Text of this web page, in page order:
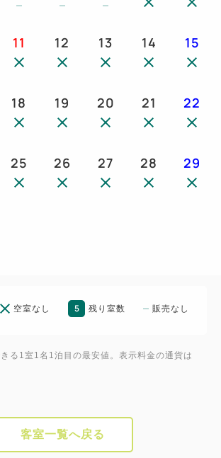
11 12 13 14 15
18 19 20 21 22
25 26 27 28 29
空室なし 5 残り室数 販売なし
る1室1名1泊目の最安値。表示料金の通貨は
客室一覧へ戻る